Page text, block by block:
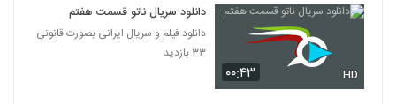
۰۰:۴۳ HD
دانلود سریال ناتو قسمت هفتم
دانلود فیلم و سریال ایرانی بصورت قانونی
۳۳ بازدید